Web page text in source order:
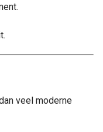
veel moderne